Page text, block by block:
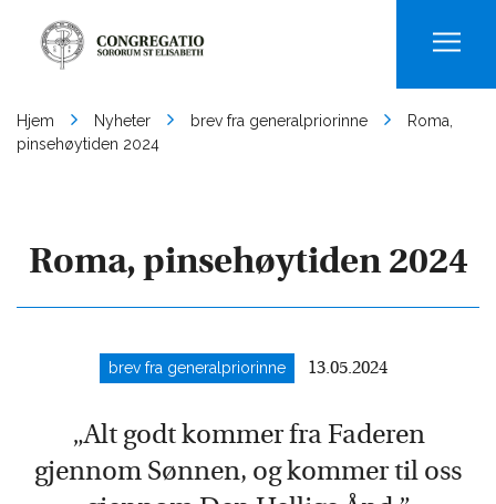
Hjem Nyheter brev fra generalpriorinne
Roma,
pinsehøytiden 2024
Roma, pinsehøytiden 2024
brev fra generalpriorinne 13.05.2024
„Alt godt kommer fra Faderen
gjennom Sønnen, og kommer til oss